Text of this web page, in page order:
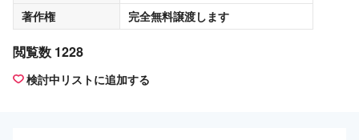
著作権
完全無料譲渡します
閲覧数 1228
検討中リストに追加する